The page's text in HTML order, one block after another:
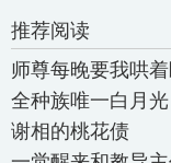
推荐阅读
师尊每晚要我哄
全种族唯一白月光
谢相的桃花债